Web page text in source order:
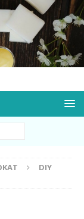
DIY